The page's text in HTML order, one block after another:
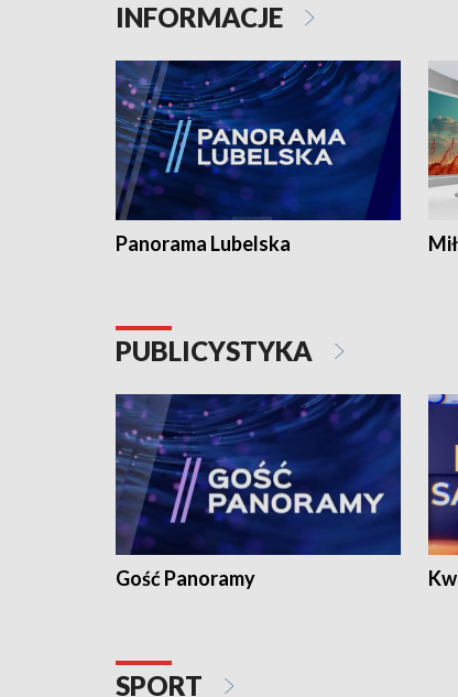
INFORMACJE
Panorama Lubelska
PUBLICYSTYKA
Gość Panoramy
SPORT